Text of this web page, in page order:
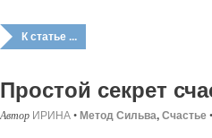
К статье ...
Простой секрет
ИРИНА•Метод Сильва,Счастье•